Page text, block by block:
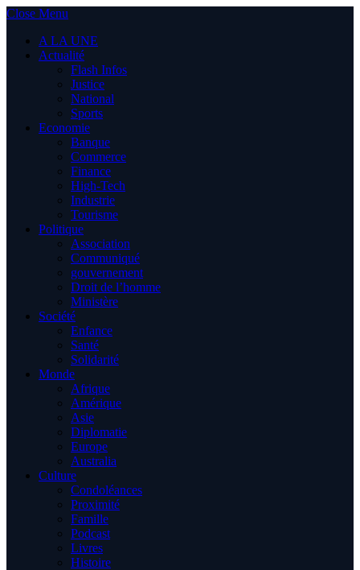
Close Menu
A LA UNE
Actualité
Flash Infos
Justice
National
Sports
Economie
Banque
Commerce
Finance
High-Tech
Industrie
Tourisme
Politique
Association
Communiqué
gouvernement
Droit de l’homme
Ministère
Société
Enfance
Santé
Solidarité
Monde
Afrique
Amérique
Asie
Diplomatie
Europe
Australia
Culture
Condoléances
Proximité
Famille
Podcast
Livres
Histoire